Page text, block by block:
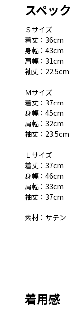
スペック
Ｓサイズ
着丈：36cm
身幅：43cm
肩幅：31cm
袖丈：22.5cm
Ｍサイズ
着丈：37cm
身幅：45cm
肩幅：32cm
袖丈：23.5cm
Ｌサイズ
着丈：37cm
身幅：46cm
肩幅：33cm
袖丈：37cm
素材：サテン
着用感